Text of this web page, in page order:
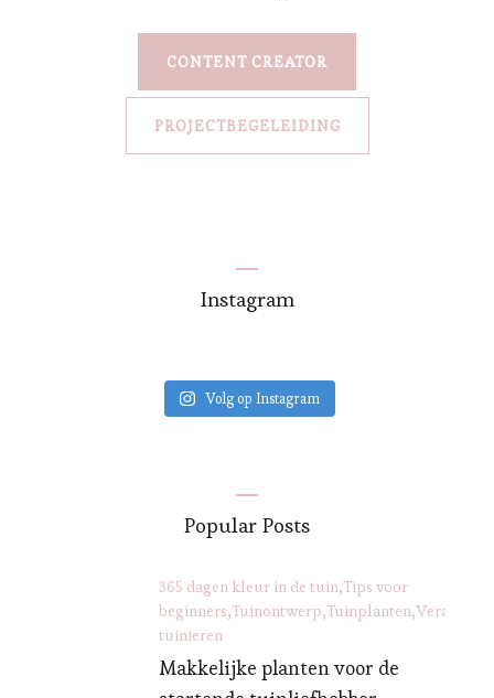
CONTENT CREATOR
PROJECTBEGELEIDING
Instagram
Volg op Instagram
Popular Posts
365 dagen kleur in de tuin Tips voor
beginners Tuinontwerp Tuinplanten
tuinieren
Makkelijke planten voor de